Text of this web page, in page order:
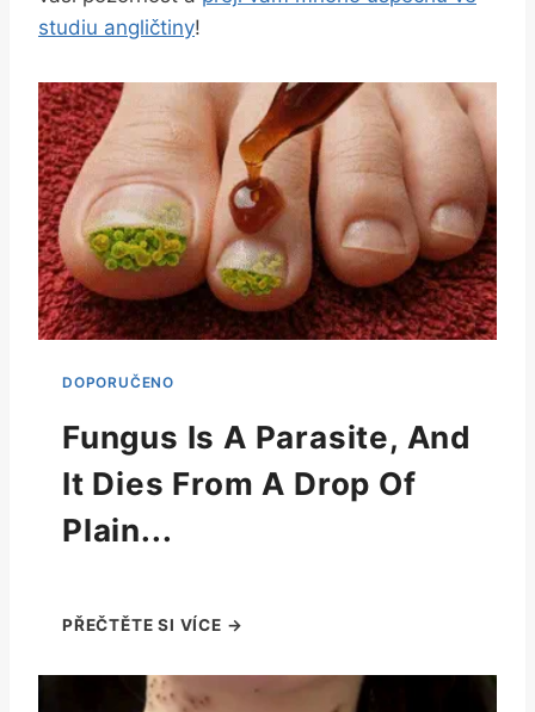
studiu angličtiny!
Fungus Is A Parasite, And
It Dies From A Drop Of
Plain...